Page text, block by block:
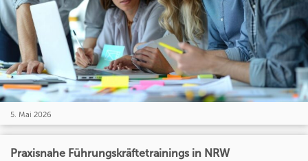
5. Mai 2026
Praxisnahe Führungskräftetrainings in NRW